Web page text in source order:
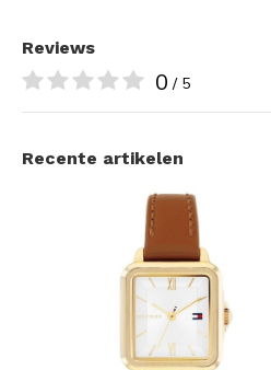
Reviews
0 / 5
Recente artikelen